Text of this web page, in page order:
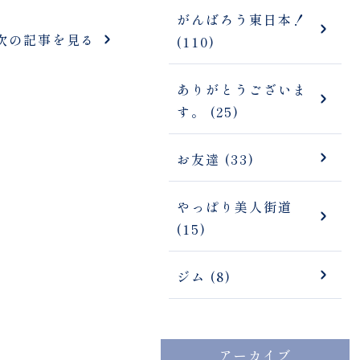
の記事を見る
がんばろう東日本！
(110)
ありがとうございま
す。 (25)
お友達 (33)
やっぱり美人街道
(15)
ジム (8)
アーカイブ